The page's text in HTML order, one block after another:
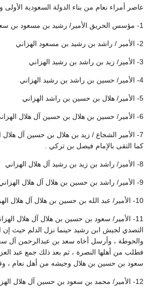
عاصر أمراء نعام من بناء الدولة السعودية الأولى
1- مؤسس الحريق الأمير/ رشيد بن مسعود بن سعد الهزاني
2- الأمير / راشد بن رشيد بن مسعود الهزاني
3- الأمير/ زيد بن راشد بن رشيد الهزاني
4- الأمير/ حسين بن راشد بن رشيد الهزاني
5- الأمير/ هلال بن حسين بن راشد الهزاني
6- الأمير/ حسين بن هلال بن حسين آل هلال الهزاني
كما التقى بالإمام فيصل بن تركي .
8- الأمير/ راشد بن زيد بن رشيد آل هلال الهزاني
9- الأمير/ راشد بن حسين بن هلال آل هلال الهزاني
10- الأمير/ عبد الله بن حسين بن هلال آل هلال الهزاني
11- الأمير/ سعود بن حسين بن هلال آل هلال
التصدي لجيش ابن رشيد حينما نزل الدلم حيث
والحوطة ، وأرسل أخاه سعد بن عبدالرحمن آل
فطلب من أهلها النصرة ، ثم بعد ذلك جمع عبد
سعود بن حسين بن هلال وجيشه من أهل نعام ،
12- الأمير/ محمد بن سعود بن حسين آل هلال الهزاني